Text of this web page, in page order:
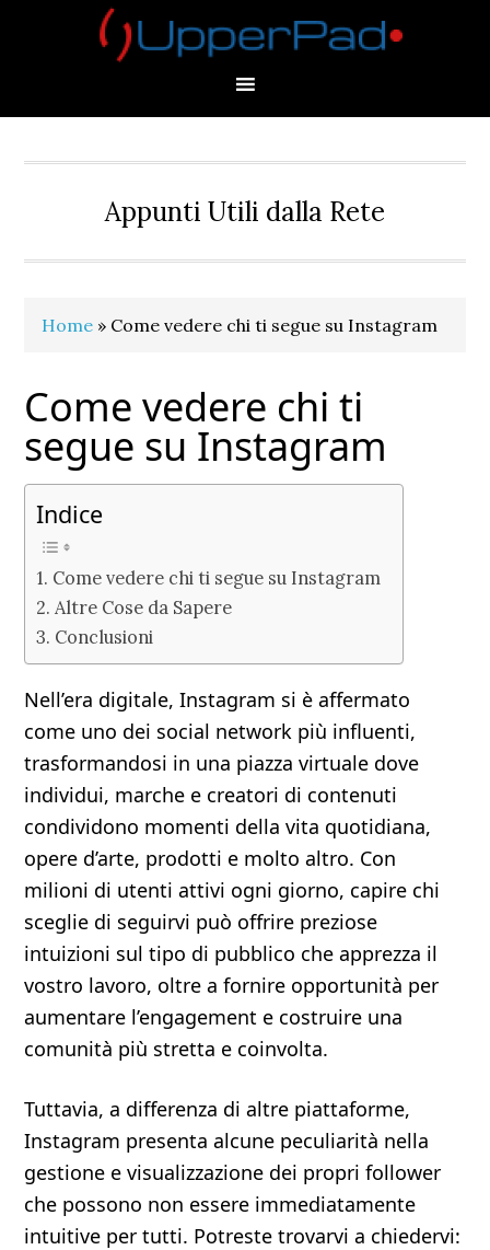
Appunti Utili dalla Rete
Home » Come vedere chi ti segue su Instagram
Come vedere chi ti
segue su Instagram
Indice
Come vedere chi ti segue su Instagram
Altre Cose da Sapere
Conclusioni
Nell’era digitale, Instagram si è affermato
come uno dei social network più influenti,
trasformandosi in una piazza virtuale dove
individui, marche e creatori di contenuti
condividono momenti della vita quotidiana,
opere d’arte, prodotti e molto altro. Con
milioni di utenti attivi ogni giorno, capire chi
sceglie di seguirvi può offrire preziose
intuizioni sul tipo di pubblico che apprezza il
vostro lavoro, oltre a fornire opportunità per
aumentare l’engagement e costruire una
comunità più stretta e coinvolta.
Tuttavia, a differenza di altre piattaforme,
Instagram presenta alcune peculiarità nella
gestione e visualizzazione dei propri follower
che possono non essere immediatamente
intuitive per tutti. Potreste trovarvi a chiedervi: